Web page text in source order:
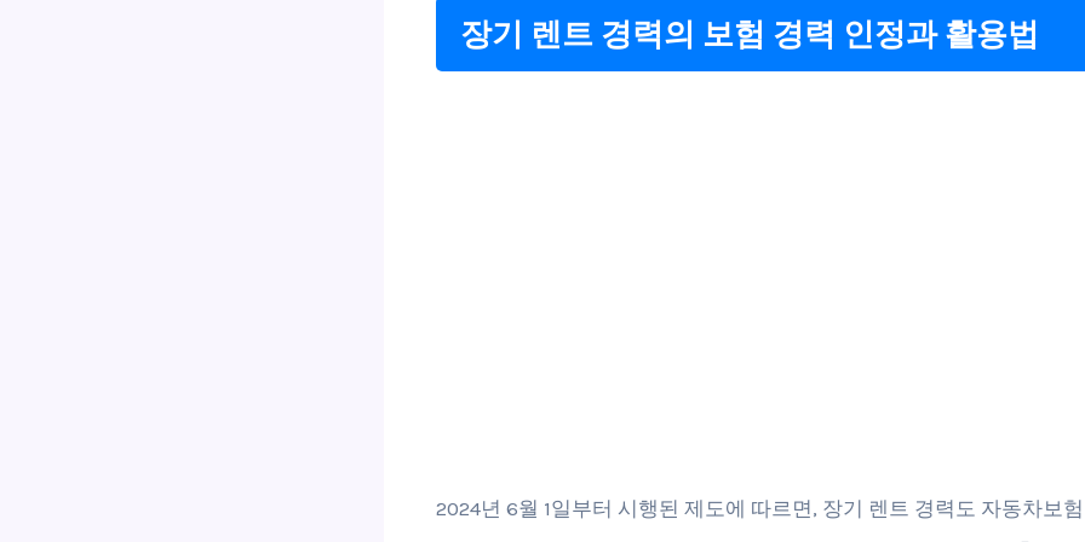
장기 렌트 경력의 보험 경력 인정과 활용법
2024년 6월 1일부터 시행된 제도에 따르면, 장기 렌트 경력도 자동차보